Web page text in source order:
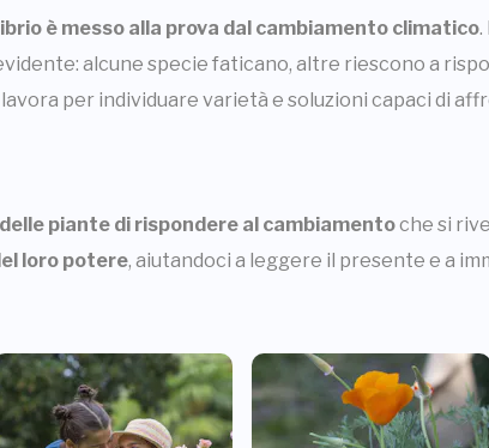
è messo alla prova dal cambiamento climatico.
alcune specie faticano, altre riescono a
per individuare varietà e soluzioni capaci di
piante di rispondere al cambiamentoche si
loro potere, aiutandoci a leggere il presente e a